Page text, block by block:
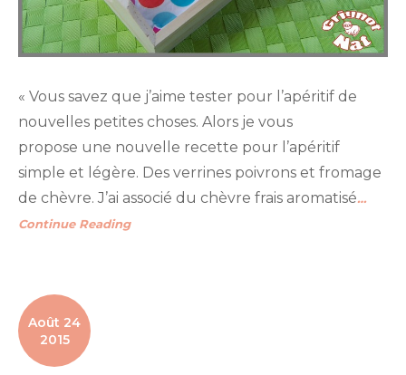
« Vous savez que j’aime tester pour l’apéritif de
nouvelles petites choses. Alors je vous
propose une nouvelle recette pour l’apéritif
simple et légère. Des verrines poivrons et fromage
de chèvre. J’ai associé du chèvre frais aromatisé…
Continue Reading
Août 24
2015